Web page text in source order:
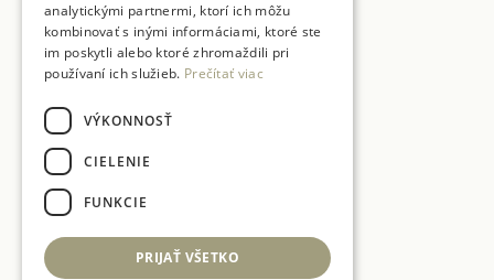
analytickými partnermi, ktorí ich môžu
kombinovať s inými informáciami, ktoré ste
im poskytli alebo ktoré zhromaždili pri
používaní ich služieb. Prečítať viac
VÝKONNOSŤ
CIELENIE
FUNKCIE
PRIJAŤ VŠETKO